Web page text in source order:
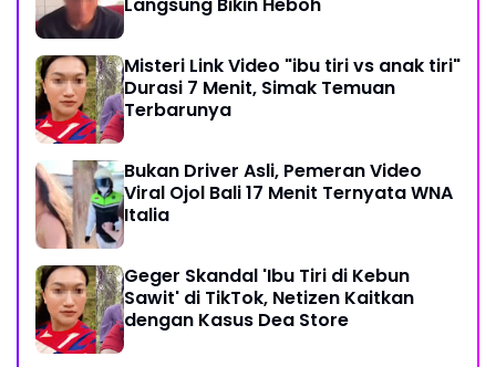
Langsung Bikin Heboh
Misteri Link Video "ibu tiri vs anak tiri"
Durasi 7 Menit, Simak Temuan
Terbarunya
Bukan Driver Asli, Pemeran Video
Viral Ojol Bali 17 Menit Ternyata WNA
Italia
Geger Skandal 'Ibu Tiri di Kebun
Sawit' di TikTok, Netizen Kaitkan
dengan Kasus Dea Store